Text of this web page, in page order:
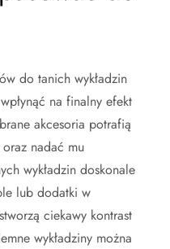
do tanich wykładzin
na finalny efekt
akcesoria potrafią
nadać mu
wykładzin doskonale
lub dodatki w
ciekawy kontrast
wykładziny można